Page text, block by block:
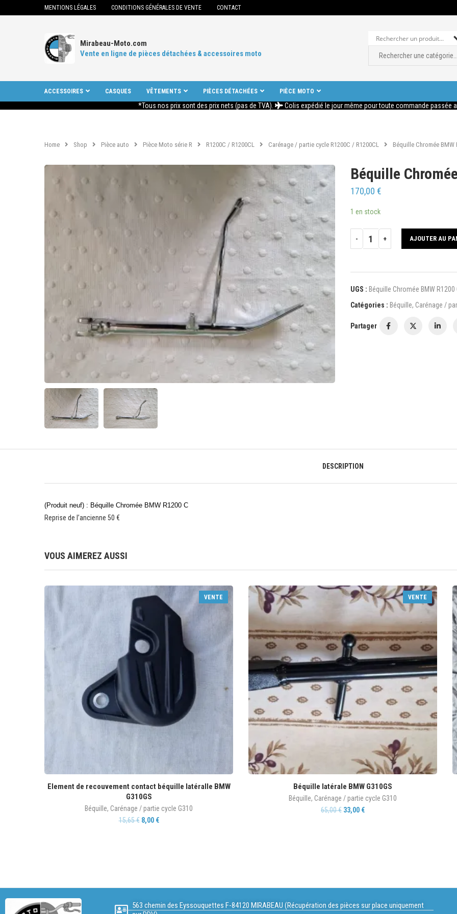
MENTIONS LÉGALES CONDITIONS GÉNÉRALES DE VENTE CONTACT
Mirabeau-Moto.com
Vente en ligne de pièces détachées & accessoires moto
ACCESSOIRES CASQUES VÊTEMENTS PIÈCES DÉTACHÉES PIÈCE MOTO
*Tous nos prix sont des prix nets (pas de TVA). Colis expédié le jour même pour toute commande passée
Home Shop Pièce auto Pièce Moto série R R1200C / R1200CL Carénage / partie cycle R1200C / R1200CL Béquille Chromée BMW
Béquille
170,00 €
1 en stock
AJOUTER AU
UGS : Béquille Chromée BMW R1200
Catégories : Béquille, Carénage /
Partager
DESCRIPTION
(Produit neuf) : Béquille Chromée BMW R1200 C
Reprise de l’ancienne 50 €
VOUS AIMEREZ AUSSI
VENTE
Element de recouvement contact béquille latéralle BMW
G310GS
Béquille, Carénage / partie cycle G310
15,65€ 8,00 €
VENTE
Béquille latérale BMW G310GS
Béquille, Carénage / partie cycle G310
65,00€ 33,00 €
563 chemin des Eyssouquettes F-84120 MIRABEAU (Récupération des pièces sur place uniquement